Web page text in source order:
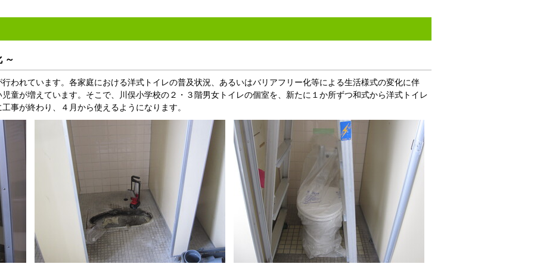
～
れています。各家庭における洋式トイレの普及状況、あるいはバリアフリー化等による生活様式の変化に伴
童が増えています。そこで、川俣小学校の２・３階男女トイレの個室を、新たに１か所ずつ和式から洋式トイレ
事が終わり、４月から使えるようになります。